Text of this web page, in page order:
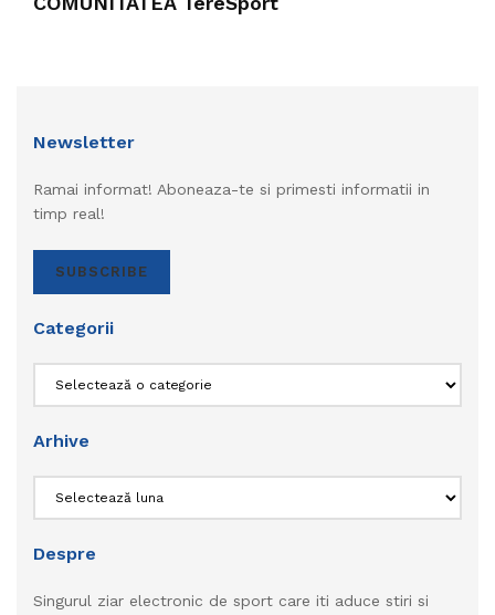
Newsletter
Ramai informat! Aboneaza-te si primesti informatii in
timp real!
SUBSCRIBE
Categorii
Arhive
Despre
Singurul ziar electronic de sport care iti aduce stiri si